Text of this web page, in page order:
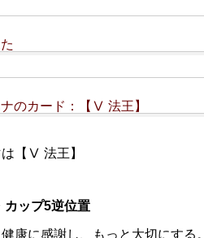
のカード：【Ⅴ 法王】
【Ⅴ 法王】
カップ5逆位置
康に感謝し、もっと大切にする。